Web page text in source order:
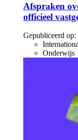
Afspraken
officieel
Gepubliceerd op:
Onderwijs